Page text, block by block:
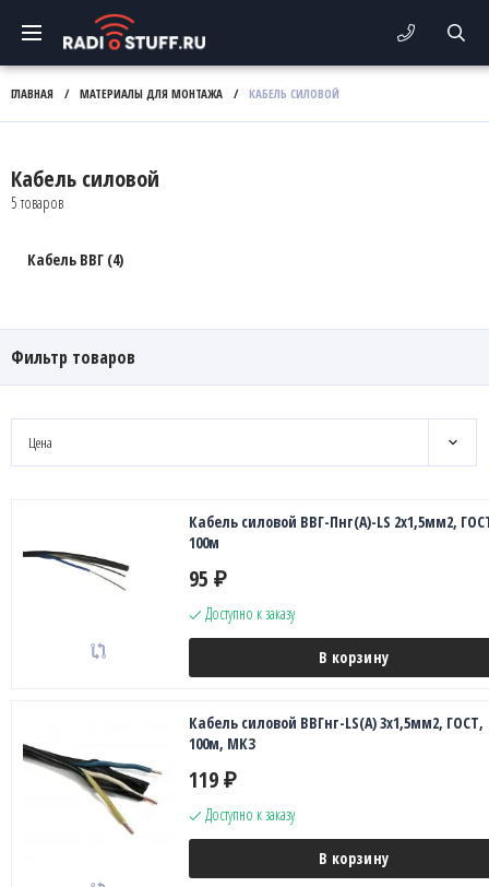
ГЛАВНАЯ / МАТЕРИАЛЫ ДЛЯ МОНТАЖА / КАБЕЛЬ СИЛОВОЙ
Кабель силовой
5 товаров
Кабель ВВГ (4)
Фильтр товаров
Цена
Кабель силовой ВВГ-Пнг(А)-LS 2х1,5мм2,
100м
95 ₽
Доступно к заказу
В корзину
Кабель силовой ВВГнг-LS(A) 3х1,5мм2, ГОСТ,
100м, МКЗ
119 ₽
Доступно к заказу
В корзину